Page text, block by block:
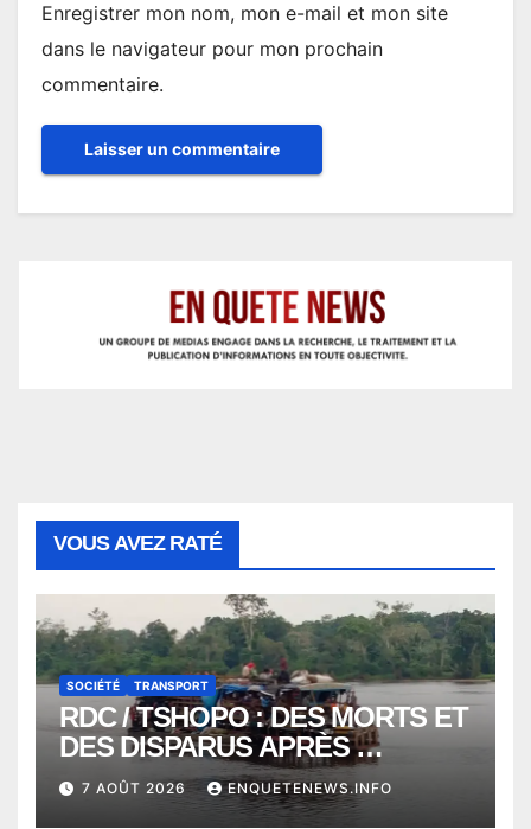
Enregistrer mon nom, mon e-mail et mon site
dans le navigateur pour mon prochain
commentaire.
VOUS AVEZ RATÉ
SOCIÉTÉ TRANSPORT
RDC / TSHOPO : DES MORTS ET
DES DISPARUS APRÈS
NAUFRAGE D’UNE BALEINIERE
À QUELQUES KILOMÈTRES DE
7 AOÛT 2026 ENQUETENEWS.INFO